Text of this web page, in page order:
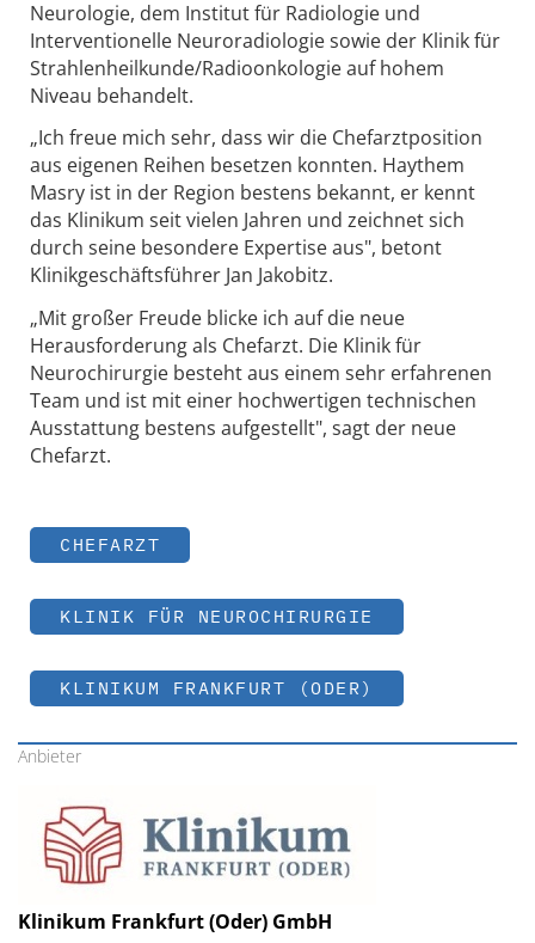
Neurologie, dem Institut für Radiologie und
Interventionelle Neuroradiologie sowie der Klinik für
Strahlenheilkunde/Radioonkologie auf hohem
Niveau behandelt.
„Ich freue mich sehr, dass wir die Chefarztposition
aus eigenen Reihen besetzen konnten. Haythem
Masry ist in der Region bestens bekannt, er kennt
das Klinikum seit vielen Jahren und zeichnet sich
durch seine besondere Expertise aus", betont
Klinikgeschäftsführer Jan Jakobitz.
„Mit großer Freude blicke ich auf die neue
Herausforderung als Chefarzt. Die Klinik für
Neurochirurgie besteht aus einem sehr erfahrenen
Team und ist mit einer hochwertigen technischen
Ausstattung bestens aufgestellt", sagt der neue
Chefarzt.
CHEFARZT
KLINIK FÜR NEUROCHIRURGIE
KLINIKUM FRANKFURT (ODER)
Anbieter
Klinikum Frankfurt (Oder) GmbH